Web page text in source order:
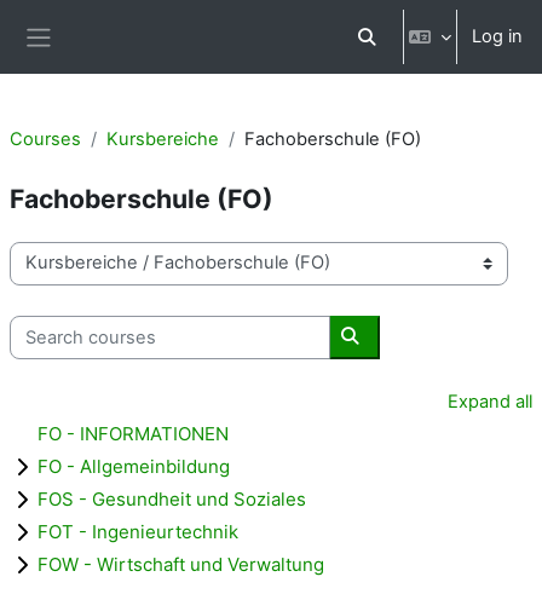
Toggle search input
Log in
Courses Kursbereiche Fachoberschule (FO)
Fachoberschule (FO)
Course categories
Search courses
Search courses
Expand all
FO - INFORMATIONEN
FO - Allgemeinbildung
FOS - Gesundheit und Soziales
FOT - Ingenieurtechnik
FOW - Wirtschaft und Verwaltung